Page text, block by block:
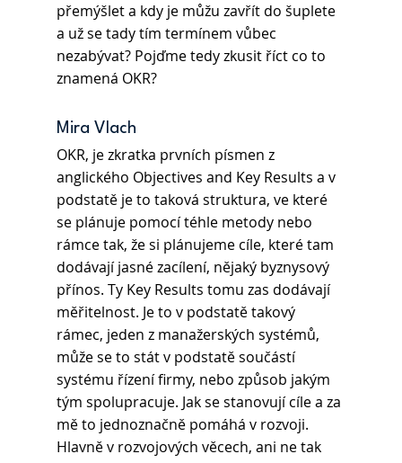
přemýšlet a kdy je můžu zavřít do šuplete
a už se tady tím termínem vůbec
nezabývat? Pojďme tedy zkusit říct co to
znamená OKR?
Mira Vlach
OKR, je zkratka prvních písmen z
anglického Objectives and Key Results a v
podstatě je to taková struktura, ve které
se plánuje pomocí téhle metody nebo
rámce tak, že si plánujeme cíle, které tam
dodávají jasné zacílení, nějaký byznysový
přínos. Ty Key Results tomu zas dodávají
měřitelnost. Je to v podstatě takový
rámec, jeden z manažerských systémů,
může se to stát v podstatě součástí
systému řízení firmy, nebo způsob jakým
tým spolupracuje. Jak se stanovují cíle a za
mě to jednoznačně pomáhá v rozvoji.
Hlavně v rozvojových věcech, ani ne tak